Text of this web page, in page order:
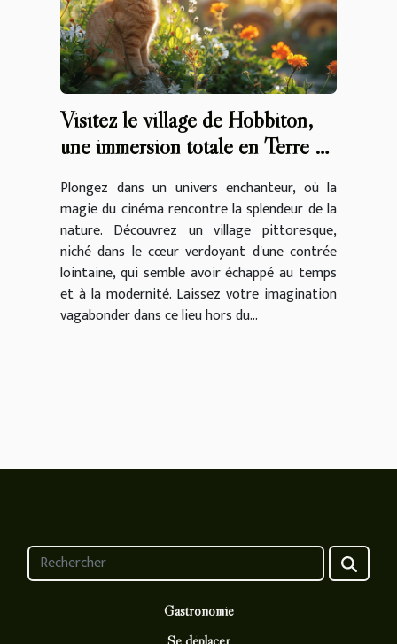
Visitez le village de Hobbiton,
une immersion totale en Terre du
Plongez dans un univers enchanteur, où la
magie du cinéma rencontre la splendeur de la
nature. Découvrez un village pittoresque,
niché dans le cœur verdoyant d'une contrée
lointaine, qui semble avoir échappé au temps
et à la modernité. Laissez votre imagination
vagabonder dans ce lieu hors du...
Gastronomie
Se déplacer